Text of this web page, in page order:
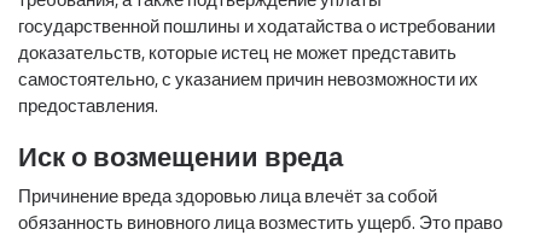
государственной пошлины и ходатайства о истребовании
доказательств, которые истец не может представить
самостоятельно, с указанием причин невозможности их
предоставления.
Иск о возмещении вреда
Причинение вреда здоровью лица влечёт за собой
обязанность виновного лица возместить ущерб. Это право